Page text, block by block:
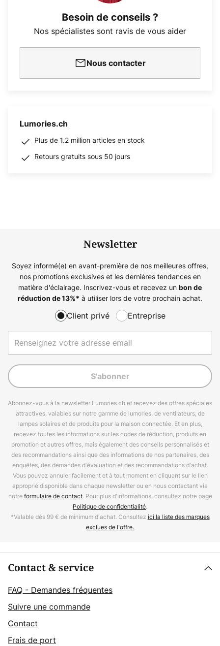
Besoin de conseils ?
Nos spécialistes sont ravis de vous aider
Nous contacter
Lumories.ch
Plus de 1.2 million articles en stock
Retours gratuits sous 50 jours
Newsletter
Soyez informé(e) en avant-première de nos meilleures offres,
nos promotions exclusives et les dernières tendances en
matière d'éclairage. Inscrivez-vous et recevez un bon de
réduction de13%* à utiliser lors de votre prochain achat.
Client privé Entreprise
S'abonner
Abonnez-vous à la newsletter Lumories.ch et recevez des offres spéciales
attractives, valables sur notre gamme de lumories, de ventilateurs, de
lampes solaires et de produits pour la maison connectée. Et en plus,
recevez toutes les informations sur les codes de réduction, produits en
promotion et autres offres, mais également des conseils personnalisés et
des recommandations ainsi que des informations de nos partenaires, des
enquêtes, des demandes d'évaluation et des recommandations d'achat.
Vous pouvez annuler facilement et à tout moment en cliquant sur le lien
approprié disponible dans chaque newsletter ou en nous contactant via
notreformulaire de contact. Pour plus d'informations, consultez notre page
Politique de confidentialité.
*Valable dès 99 € de minimum d'achat. Consultez ici la liste des marques
exclues de l'offre.
Contact & service
FAQ - Demandes fréquentes
Suivre une commande
Contact
Frais de port